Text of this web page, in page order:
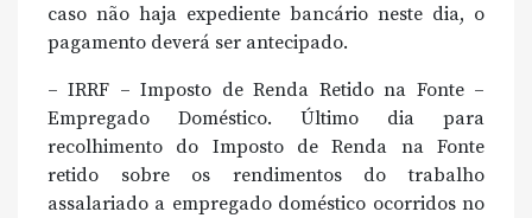
caso não haja expediente bancário neste dia, o
pagamento deverá ser antecipado.
– IRRF – Imposto de Renda Retido na Fonte –
Empregado Doméstico. Último dia para
recolhimento do Imposto de Renda na Fonte
retido sobre os rendimentos do trabalho
assalariado a empregado doméstico ocorridos no